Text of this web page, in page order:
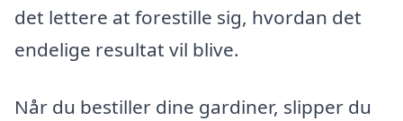
det lettere at forestille sig, hvordan det
endelige resultat vil blive.
Når du bestiller dine gardiner, slipper du